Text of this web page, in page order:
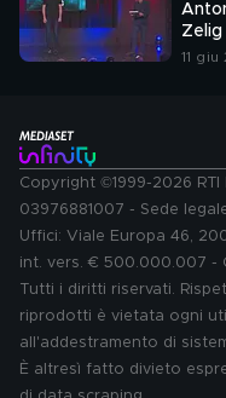
11 giu
Copyright ©1999-2026 RTI
03976881007 - Sede
Uffici: Viale Europa 46,
int. vers. € 500.000.007 -
Tutti i diritti riservati.
riprodotti è vietata ogni
all'addestramento di
È altresì fatto divieto